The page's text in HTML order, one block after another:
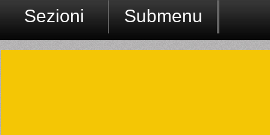
Sezioni Submenu